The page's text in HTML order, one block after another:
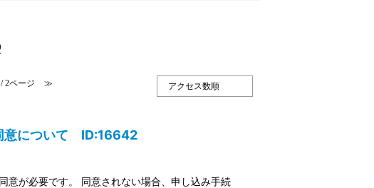
/ 2ページ ≫
意について ID:16642
意が必要です。 同意されない場合、申し込み手続